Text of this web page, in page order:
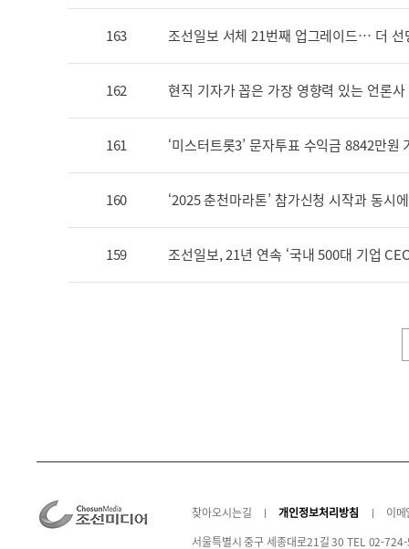
163 조선일보 서체 21번째 업그레이드… 더 선
162 현직 기자가 꼽은 가장 영향력 있는 언론
161 ‘미스터트롯3’ 문자투표 수익금 8842만원
160 ‘2025 춘천마라톤’ 참가신청 시작과 동시
159 조선일보, 21년 연속 ‘국내 500대 기업
찾아오시는길 개인정보처리방침
이
서울특별시 중구 세종대로21길 30 TEL 02-